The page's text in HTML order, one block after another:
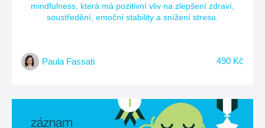
mindfulness, která má pozitivní vliv na zlepšení zdraví,
soustředění, emoční stability a snížení stresu.
Paula Fassati 490 Kč